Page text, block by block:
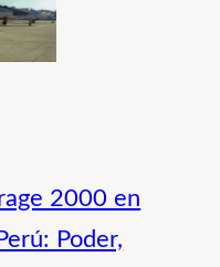
2000 en
Poder,